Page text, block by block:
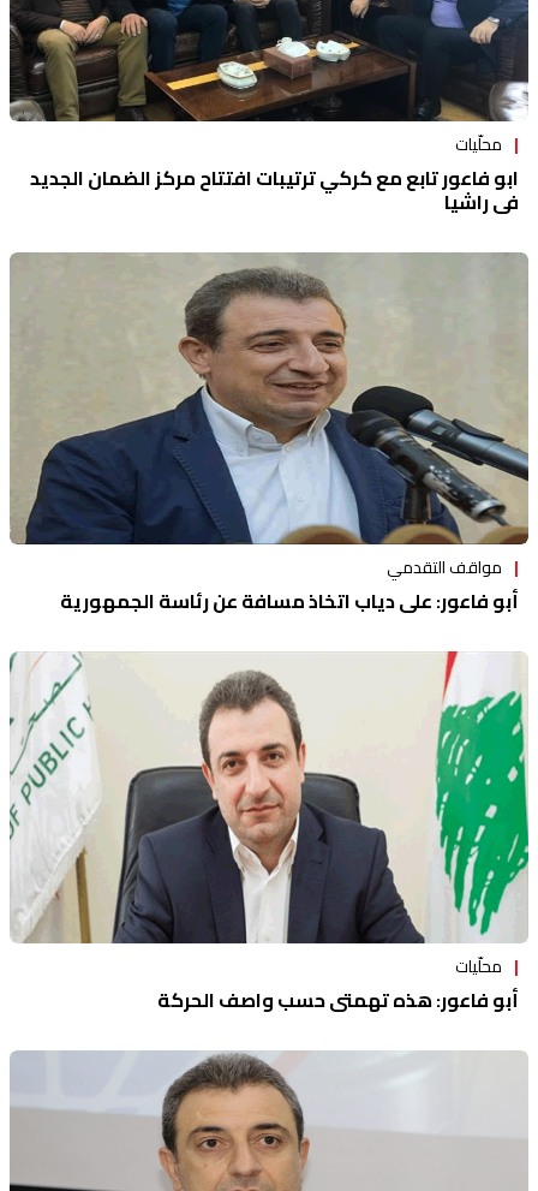
محلّيات
ابو فاعور تابع مع كركي ترتيبات افتتاح مركز الضمان الجديد
في راشيا
مواقف التقدمي
أبو فاعور: على دياب اتخاذ مسافة عن رئاسة الجمهورية
محلّيات
أبو فاعور: هذه تهمتي حسب واصف الحركة